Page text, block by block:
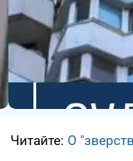
Читайте: О